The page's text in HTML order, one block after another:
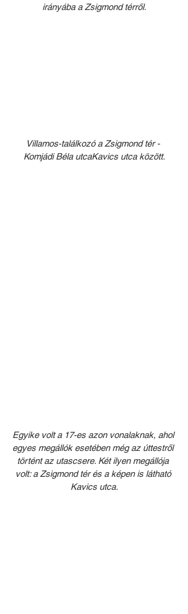
irányába a Zsigmond térről.
Villamos-találkozó a Zsigmond tér -
Komjádi Béla utcaKavics utca között.
Egyike volt a 17-es azon vonalaknak, ahol
egyes megállók esetében még az úttestről
történt az utascsere. Két ilyen megállója
volt: a Zsigmond tér és a képen is látható
Kavics utca.